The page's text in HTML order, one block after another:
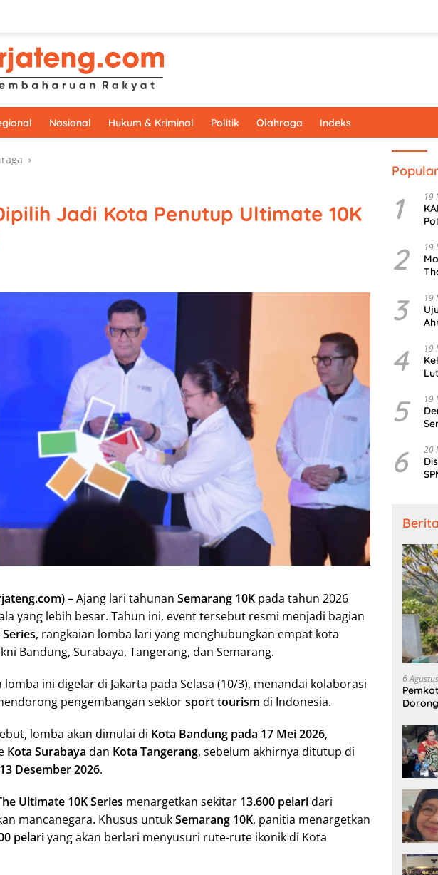
Nasional Hukum & Kriminal Politik Olahraga Indeks
Jadi Kota Penutup Ultimate 10K
– Ajang lari tahunan Semarang 10K pada tahun 2026
yang lebih besar. Tahun ini, event tersebut resmi menjadi bagian
, rangkaian lomba lari yang menghubungkan empat kota
Bandung, Surabaya, Tangerang, dan Semarang.
ini digelar di Jakarta pada Selasa (10/3), menandai kolaborasi
pengembangan sektorsport tourism di Indonesia.
lomba akan dimulai di Kota Bandung pada 17 Mei 2026,
Kota Surabaya dan Kota Tangerang, sebelum akhirnya ditutup di
Desember 2026.
Ultimate 10K Series menargetkan sekitar 13.600 pelaridari
mancanegara. Khusus untukSemarang 10K, panitia menargetkan
pelariyang akan berlari menyusuri rute-rute ikonik di Kota
1 19
2 19
3 19
4 19
5 19
6 20
6